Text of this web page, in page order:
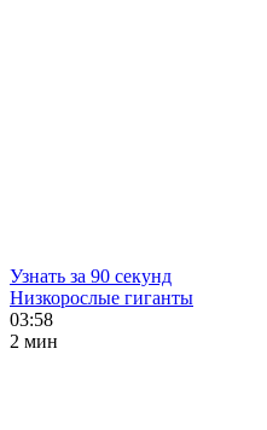
Узнать за 90 секунд
Низкорослые гиганты
03:58
2 мин